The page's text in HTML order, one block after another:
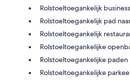
Rolstoeltoegankelijk
Rolstoeltoegankelijk pad
Rolstoeltoegankelijk
Rolstoeltoegankelijke
Rolstoeltoegankelijke paden
Rolstoeltoegankelijke